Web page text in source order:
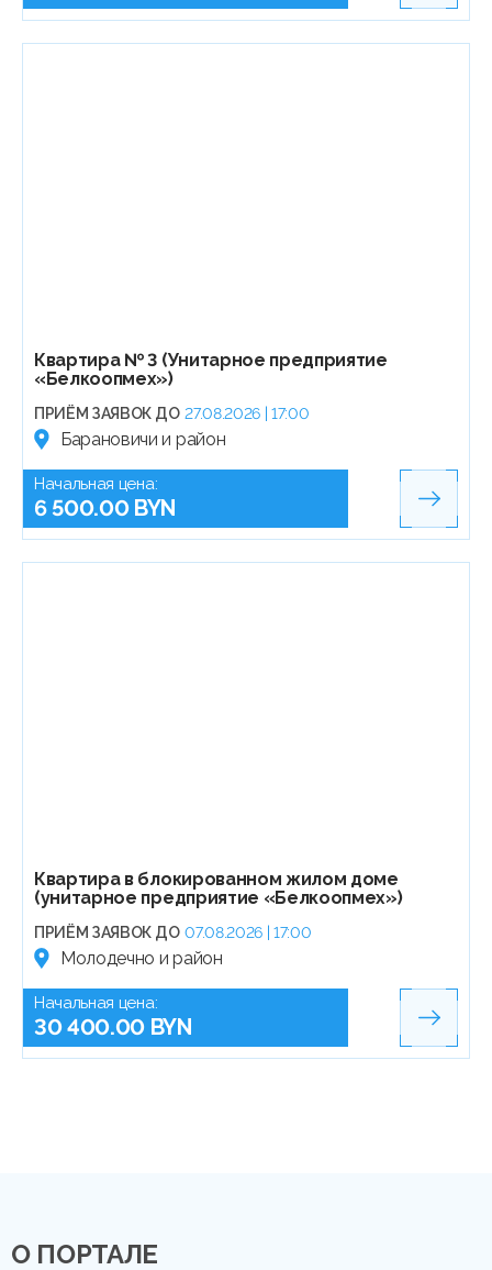
Квартира № 3 (Унитарное предприятие
«Белкоопмех»)
ПРИЁМ ЗАЯВОК ДО 27.08.2026 | 17:00
Барановичи и район
Начальная цена:
6 500.00 BYN
Квартира в блокированном жилом доме
(унитарное предприятие «Белкоопмех»)
ПРИЁМ ЗАЯВОК ДО 07.08.2026 | 17:00
Молодечно и район
Начальная цена:
30 400.00 BYN
О ПОРТАЛЕ